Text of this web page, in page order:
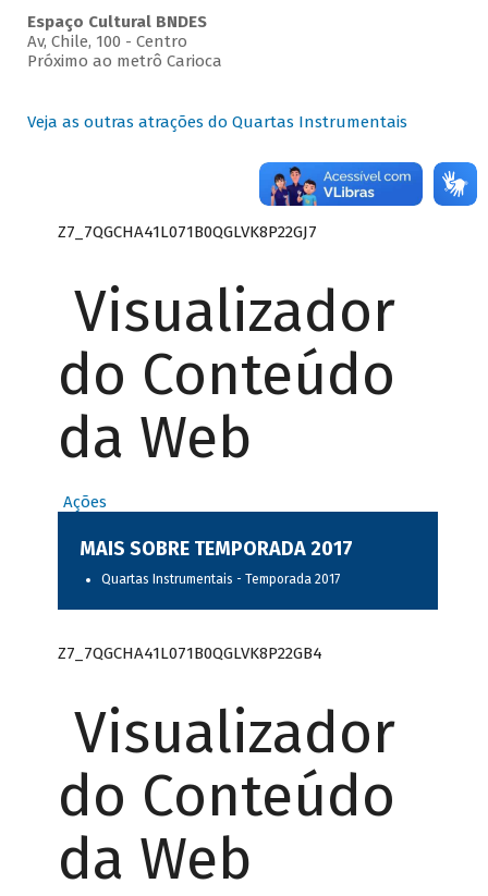
Espaço Cultural BNDES
Av, Chile, 100 - Centro
Próximo ao metrô Carioca
Veja as outras atrações do Quartas Instrumentais
Z7_7QGCHA41L071B0QGLVK8P22GJ7
Visualizador
do Conteúdo
da Web
Ações
MAIS SOBRE TEMPORADA 2017
Quartas Instrumentais - Temporada 2017
Z7_7QGCHA41L071B0QGLVK8P22GB4
Visualizador
do Conteúdo
da Web